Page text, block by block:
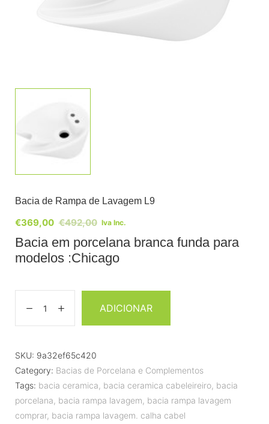
Bacia de Rampa de Lavagem L9
€492,00
€369,00 Iva Inc.
Bacia em porcelana branca funda para
modelos :Chicago
ADICIONAR
SKU: 9a32ef65c420
Category: Bacias de Porcelana e Complementos
Tags: bacia ceramica, bacia ceramica cabeleireiro, bacia
porcelana, bacia rampa lavagem, bacia rampa lavagem
comprar, bacia rampa lavagem. calha cabel